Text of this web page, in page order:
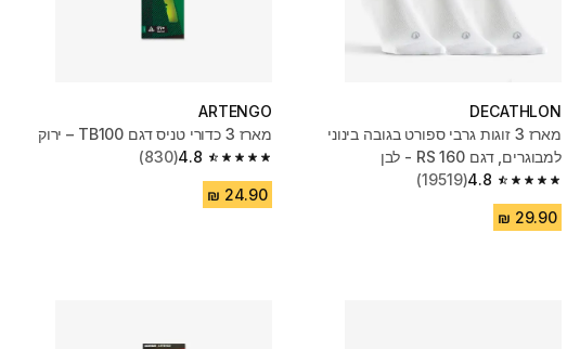
DECATHLON
מארז 3 זוגות גרבי ספורט בגובה בינוני
למבוגרים, דגם RS 160 - לבן
4.8
4.8 out of 5 stars from 19519 reviews
(19519)
ARTENGO
מארז 3 כדורי טניס דגם ‎TB100 – ירוק
4.8
4.8 out of 5 stars from 830 reviews
(830)